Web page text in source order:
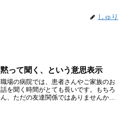
しゅり
黙って聞く、という意思表示
職場の病院では、患者さんやご家族のお
話を聞く時間がとても長いです。もちろ
ん、ただの友達関係ではありませんか